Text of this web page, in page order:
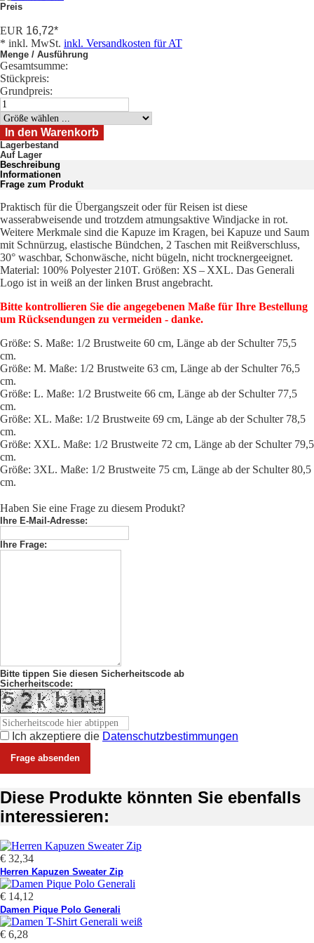
Preis
EUR 16,72*
* inkl. MwSt. inkl. Versandkosten für AT
Menge / Ausführung
Gesamtsumme:
Stückpreis:
Grundpreis:
Lagerbestand
Auf Lager
Beschreibung
Informationen
Frage zum Produkt
Praktisch für die Übergangszeit oder für Reisen ist diese
wasserabweisende und trotzdem atmungsaktive Windjacke in rot.
Weitere Merkmale sind die Kapuze im Kragen, bei Kapuze und Saum
mit Schnürzug, elastische Bündchen, 2 Taschen mit Reißverschluss,
30° waschbar, Schonwäsche, nicht bügeln, nicht trocknergeeignet.
Material: 100% Polyester 210T. Größen: XS – XXL. Das Generali
Logo ist in weiß an der linken Brust angebracht.
Bitte kontrollieren Sie die angegebenen Maße für Ihre Bestellung
um Rücksendungen zu vermeiden - danke.
Größe: S. Maße: 1/2 Brustweite 60 cm, Länge ab der Schulter 75,5
cm.
Größe: M. Maße: 1/2 Brustweite 63 cm, Länge ab der Schulter 76,5
cm.
Größe: L. Maße: 1/2 Brustweite 66 cm, Länge ab der Schulter 77,5
cm.
Größe: XL. Maße: 1/2 Brustweite 69 cm, Länge ab der Schulter 78,5
cm.
Größe: XXL. Maße: 1/2 Brustweite 72 cm, Länge ab der Schulter 79,5
cm.
Größe: 3XL. Maße: 1/2 Brustweite 75 cm, Länge ab der Schulter 80,5
cm.
Haben Sie eine Frage zu diesem Produkt?
Ihre E-Mail-Adresse:
Ihre Frage:
Bitte tippen Sie diesen Sicherheitscode ab
Sicherheitscode:
Ich akzeptiere die Datenschutzbestimmungen
Diese Produkte könnten Sie ebenfalls
interessieren:
€ 32,34
Herren Kapuzen Sweater Zip
€ 14,12
Damen Pique Polo Generali
€ 6,28